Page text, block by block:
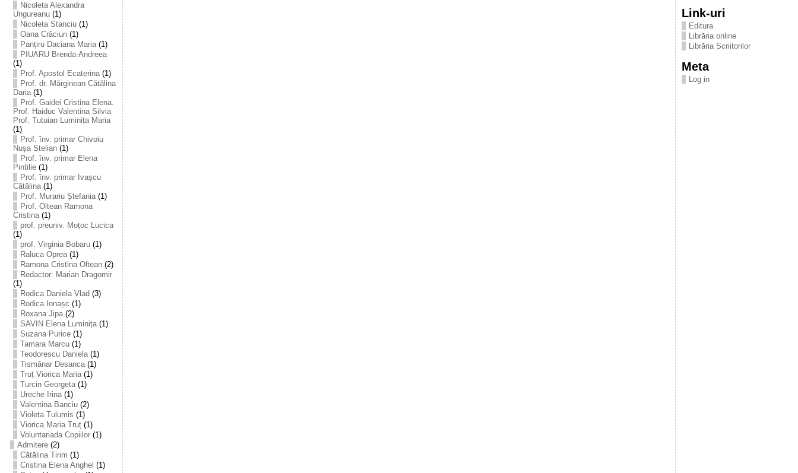
Nicoleta Alexandra
Ungureanu(1)
Nicoleta Stanciu(1)
Oana Crăciun(1)
Panțiru Daciana Maria(1)
PIUARU Brenda-Andreea
(1)
Prof. Apostol Ecaterina(1)
Prof. dr. Mărginean Cătălina
Daria(1)
Prof. Gaidei Cristina Elena.
Prof. Haiduc Valentina Silvia
Prof. Tutuian Luminița Maria
(1)
Prof. înv. primar Chivoiu
Nușa Stelian(1)
Prof. înv. primar Elena
Pintilie(1)
Prof. înv. primar Ivașcu
Cătălina(1)
Prof. Murariu Ștefania(1)
Prof. Oltean Ramona
Cristina(1)
prof. preuniv. Moțoc Lucica
(1)
prof. Virginia Bobaru(1)
Raluca Oprea(1)
Ramona Cristina Oltean(2)
Redactor: Marian Dragomir
(1)
Rodica Daniela Vlad (3)
Rodica Ionașc (1)
Roxana Jipa(2)
SAVIN Elena Luminița(1)
Suzana Purice(1)
Tamara Marcu(1)
Teodorescu Daniela(1)
Tismănar Desanca(1)
Truț Viorica Maria(1)
Turcin Georgeta(1)
Ureche Irina(1)
Valentina Banciu(2)
Violeta Tulumis (1)
Viorica Maria Truț(1)
Voluntariada Copiilor(1)
Admitere(2)
Cătălina Tirim (1)
Cristina Elena Anghel (1)
Link-uri
Editura
Librăria online
Librăria Scriitorilor
Meta
Log in